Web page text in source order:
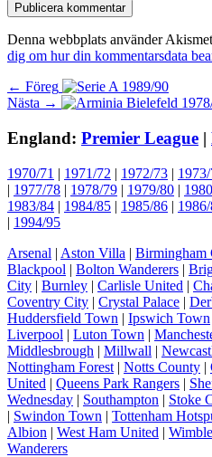
Denna webbplats använder
dig om hur din kommentarsdata
Inläggsnavigering
← Föreg Föregående
inlägg:
Nästa → Nästa
England: Premier League |
1970/71 | 1971/72 | 1972/73 |
| 1977/78 | 1978/79 | 1979/80 |
1983/84 | 1984/85 | 1985/86 |
| 1994/95
Arsenal | Aston Villa | Birmingham
Blackpool | Bolton Wanderers |
City | Burnley | Carlisle United |
Coventry City | Crystal Palace |
Huddersfield Town | Ipswich Town
Liverpool | Luton Town |
Middlesbrough | Millwall |
Nottingham Forest | Notts County |
United | Queens Park Rangers |
Wednesday | Southampton | Stoke
| Swindon Town | Tottenham
Albion | West Ham United |
Wanderers